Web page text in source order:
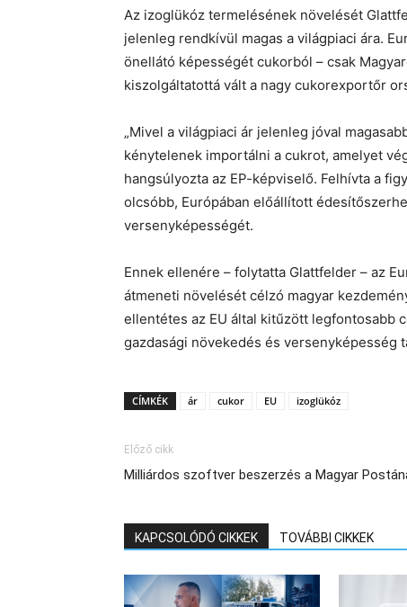
Az izoglükóz termelésének növelését
jelenleg rendkívül magas a világpiaci ára.
önellátó képességét cukorból – csak
kiszolgáltatottá vált a nagy cukorexportőr
„Mivel a világpiaci ár jelenleg jóval
kénytelenek importálni a cukrot, amelyet
hangsúlyozta az EP-képviselő. Felhívta a
olcsóbb, Európában előállított
versenyképességét.
Ennek ellenére – folytatta Glattfelder – az
átmeneti növelését célzó magyar
ellentétes az EU által kitűzött legfontosabb
gazdasági növekedés és versenyképesség
CÍMKÉK ár cukor EU izoglükóz
Előző cikk
Milliárdos szoftver beszerzés a Magyar
KAPCSOLÓDÓ CIKKEK TOVÁBBI CIKKEK